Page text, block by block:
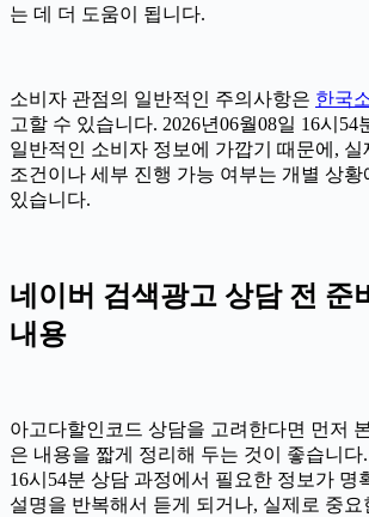
는 데 더 도움이 됩니다.
소비자 관점의 일반적인 주의사항은 한국
고할 수 있습니다. 2026년06월08일 16시54
일반적인 소비자 정보에 가깝기 때문에,
조건이나 세부 진행 가능 여부는 개별 상황
있습니다.
네이버 검색광고 상담 전 준
내용
아고다할인코드 상담을 고려한다면 먼저
은 내용을 짧게 정리해 두는 것이 좋습니다.
16시54분 상담 과정에서 필요한 정보가 명
설명을 반복해서 듣게 되거나, 실제로 중요